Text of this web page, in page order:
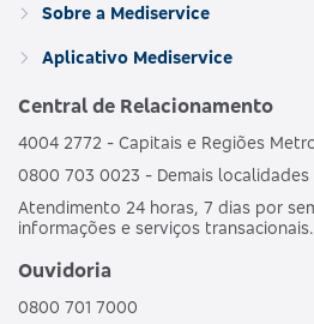
Sobre a Mediservice
Aplicativo Mediservice
Central de Relacionamento
4004 2772 - Capitais e Regiões
0800 703 0023 - Demais localidades
Atendimento 24 horas, 7 dias por
informações e serviços transacionais.
Ouvidoria
0800 701 7000